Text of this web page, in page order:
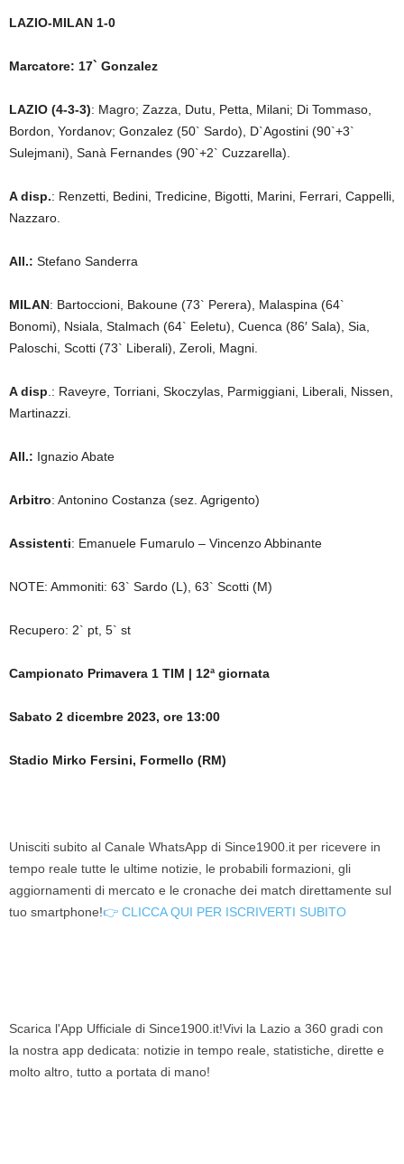
LAZIO-MILAN 1-0
Marcatore: 17` Gonzalez
LAZIO (4-3-3): Magro; Zazza, Dutu, Petta, Milani; Di Tommaso,
Bordon, Yordanov; Gonzalez (50` Sardo), D`Agostini (90`+3`
Sulejmani), Sanà Fernandes (90`+2` Cuzzarella).
A disp.: Renzetti, Bedini, Tredicine, Bigotti, Marini, Ferrari, Cappelli,
Nazzaro.
All.: Stefano Sanderra
MILAN: Bartoccioni, Bakoune (73` Perera), Malaspina (64`
Bonomi), Nsiala, Stalmach (64` Eeletu), Cuenca (86′ Sala), Sia,
Paloschi, Scotti (73` Liberali), Zeroli, Magni.
A disp .: Raveyre, Torriani, Skoczylas, Parmiggiani, Liberali, Nissen,
Martinazzi.
All.: Ignazio Abate
Arbitro: Antonino Costanza (sez. Agrigento)
Assistenti: Emanuele Fumarulo – Vincenzo Abbinante
NOTE: Ammoniti: 63` Sardo (L), 63` Scotti (M)
Recupero: 2` pt, 5` st
Campionato Primavera 1 TIM | 12ª giornata
Sabato 2 dicembre 2023, ore 13:00
Stadio Mirko Fersini, Formello (RM)
Unisciti subito al Canale WhatsApp di Since1900.it per ricevere in
tempo reale tutte le ultime notizie, le probabili formazioni, gli
aggiornamenti di mercato e le cronache dei match direttamente sul
tuo smartphone!👉 CLICCA QUI PER ISCRIVERTI SUBITO
Scarica l'App Ufficiale di Since1900.it!Vivi la Lazio a 360 gradi con
la nostra app dedicata: notizie in tempo reale, statistiche, dirette e
molto altro, tutto a portata di mano!